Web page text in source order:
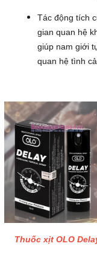
Tác động tích
gian quan hệ
giúp nam giới
quan hệ tình
Thuốc xịt OLO